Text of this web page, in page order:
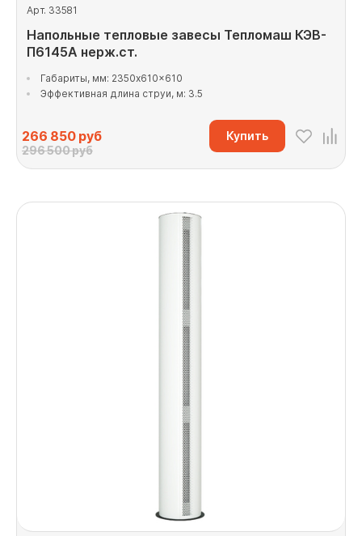
Арт. 33581
Напольные тепловые завесы Тепломаш КЭВ-
П6145А нерж.ст.
Габариты, мм: 2350x610x610
Эффективная длина струи, м: 3.5
266 850руб
296 500 руб
Купить